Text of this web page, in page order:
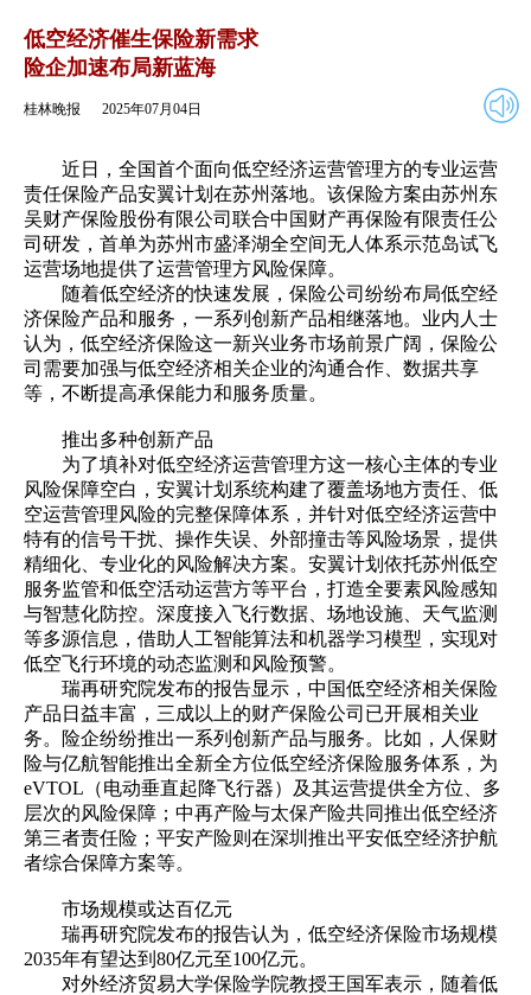
2025年07月04日
低空经济催生保险新需求
险企加速布局新蓝海
桂林晚报 2025年07月04日
近日，全国首个面向低空经济运营管理方的专业运营
责任保险产品安翼计划在苏州落地。该保险方案由苏州东
吴财产保险股份有限公司联合中国财产再保险有限责任公
司研发，首单为苏州市盛泽湖全空间无人体系示范岛试飞
运营场地提供了运营管理方风险保障。
随着低空经济的快速发展，保险公司纷纷布局低空经
济保险产品和服务，一系列创新产品相继落地。业内人士
认为，低空经济保险这一新兴业务市场前景广阔，保险公
司需要加强与低空经济相关企业的沟通合作、数据共享
等，不断提高承保能力和服务质量。
推出多种创新产品
为了填补对低空经济运营管理方这一核心主体的专业
风险保障空白，安翼计划系统构建了覆盖场地方责任、低
空运营管理风险的完整保障体系，并针对低空经济运营中
特有的信号干扰、操作失误、外部撞击等风险场景，提供
精细化、专业化的风险解决方案。安翼计划依托苏州低空
服务监管和低空活动运营方等平台，打造全要素风险感知
与智慧化防控。深度接入飞行数据、场地设施、天气监测
等多源信息，借助人工智能算法和机器学习模型，实现对
低空飞行环境的动态监测和风险预警。
瑞再研究院发布的报告显示，中国低空经济相关保险
产品日益丰富，三成以上的财产保险公司已开展相关业
务。险企纷纷推出一系列创新产品与服务。比如，人保财
险与亿航智能推出全新全方位低空经济保险服务体系，为
eVTOL（电动垂直起降飞行器）及其运营提供全方位、多
层次的风险保障；中再产险与太保产险共同推出低空经济
第三者责任险；平安产险则在深圳推出平安低空经济护航
者综合保障方案等。
市场规模或达百亿元
瑞再研究院发布的报告认为，低空经济保险市场规模
2035年有望达到80亿元至100亿元。
对外经济贸易大学保险学院教授王国军表示，随着低